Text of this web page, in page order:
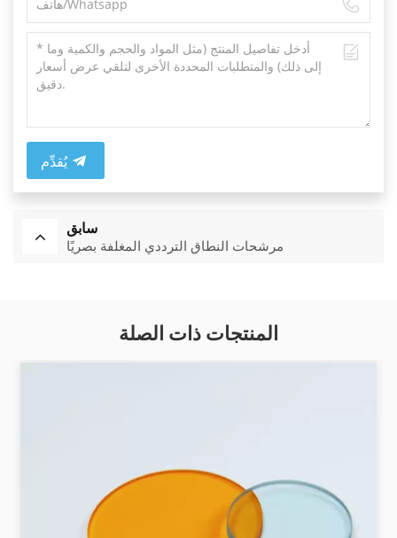
يُقدِّم
سابق
مرشحات النطاق الترددي المغلفة بصريًا
المنتجات ذات الصلة